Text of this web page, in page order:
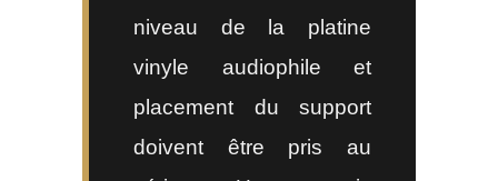
niveau de la platine
vinyle audiophile et
placement du support
doivent être pris au